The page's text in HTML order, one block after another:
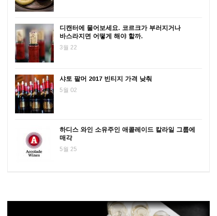
디캔터에 물어보세요. 코르크가 부러지거나
바스라지면 어떻게 해야 할까.
3월 22
샤토 팔머 2017 빈티지 가격 낮춰
5월 02
하디스 와인 소유주인 애콜레이드 칼라일 그룹에
매각
5월 25